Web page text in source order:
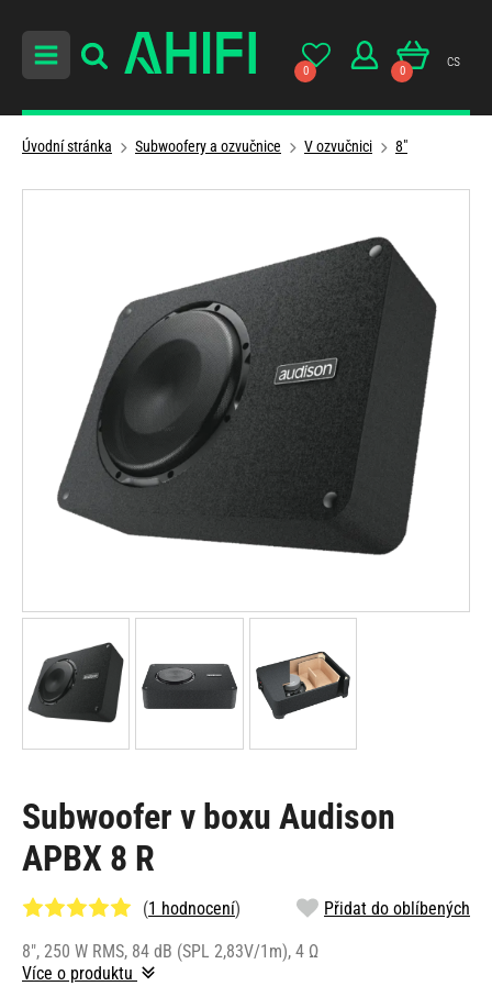
0 0
cs
Úvodní stránka Subwoofery a ozvučnice V ozvučnici 8"
Subwoofer v boxu Audison
APBX 8 R
(1 hodnocení) Přidat do oblíbených
8", 250 W RMS, 84 dB (SPL 2,83V/1m), 4 Ω
Více o produktu